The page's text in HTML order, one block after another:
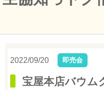
2022/09/20 即売会
宝屋本店バウム